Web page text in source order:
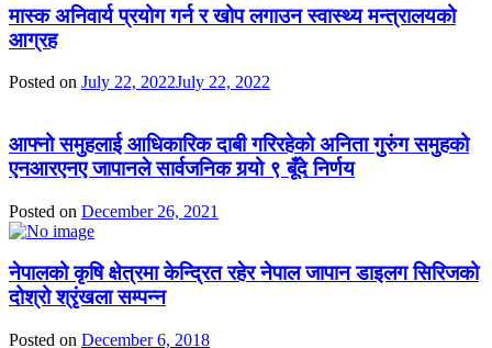
मास्क अनिवार्य प्रयोग गर्न र खोप लगाउन स्वास्थ्य मन्त्रालयको
आग्रह
Posted on July 22, 2022July 22, 2022
आफ्नो समुहलाई आधिकारिक दाबी गरिरहेको अनिता गुरुंग समुहको
एनआरएनए जापानले सार्वजनिक गर्‍यो ९ बूँदे निर्णय
Posted on December 26, 2021
नेपालको कृषि क्षेत्रमा केन्द्रित रहेर नेपाल जापान डाइलग सिरिजको
दोश्रो श्रृंखला सम्पन्न
Posted on December 6, 2018